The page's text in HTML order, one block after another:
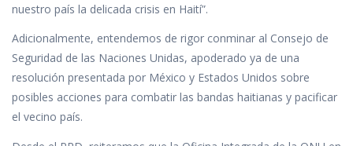
nuestro país la delicada crisis en Haití”.
Adicionalmente, entendemos de rigor conminar al Consejo de
Seguridad de las Naciones Unidas, apoderado ya de una
resolución presentada por México y Estados Unidos sobre
posibles acciones para combatir las bandas haitianas y pacificar
el vecino país.